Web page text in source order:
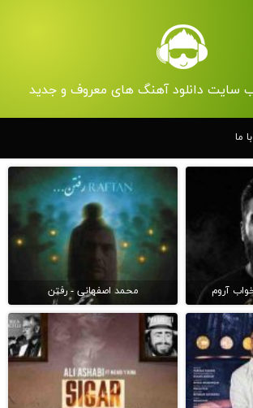
سایت دانلود آهنگ های معروف و جدید
ما
آروم محمد اصفهانی - رفتن